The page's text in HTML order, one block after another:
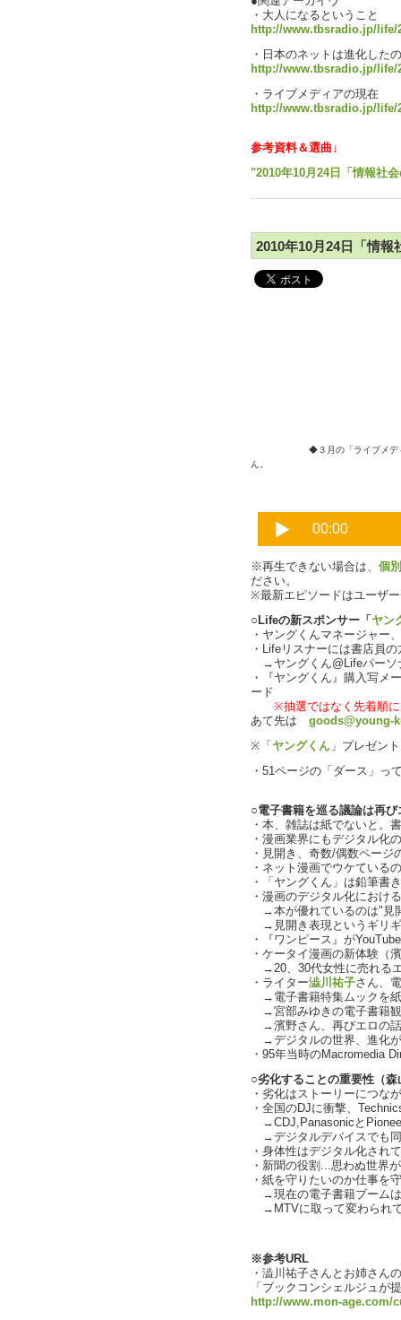
・大人になるということ
http://www.tbsradio.jp/life/
・日本のネットは進化した
http://www.tbsradio.jp/life/
・ライブメディアの現在
http://www.tbsradio.jp/life/
参考資料＆選曲↓
"2010年10月24日「情報社
2010年10月24日「情
◆３月の「ライブメデ
ん。
※再生できない場合は、 個
ださい。
※最新エピソードはユーザ
○Lifeの新スポンサー「 ヤン
・ヤングくんマネージャー
・Lifeリスナーには書店員
→ヤングくん@Lifeパーソ
・『ヤングくん』購入写メ
ード
※抽選ではなく先着順に
あて先は goods@young-
※「 ヤングくん 」プレゼン
・51ページの「ダース」っ
○電子書籍を巡る議論は再び
・本、雑誌は紙でないと。
・漫画業界にもデジタル化
・見開き、奇数/偶数ページ
・ネット漫画でウケている
・「ヤングくん」は鉛筆書
・漫画のデジタル化におけ
→本が優れているのは"見
→見開き表現というギリ
・『ワンピース』が
・ケータイ漫画の新体験（
→20、30代女性に売れる
・ライター澁川祐子さん、
→電子書籍特集ムックを
→宮部みゆきの電子書籍
→濱野さん、再びエロの
→デジタルの世界、進化
・95年当時のMacromedia
○劣化することの重要性（森
・劣化はストーリーにつな
・全国のDJに衝撃、
→CDJ,Panasonicと
→デジタルデバイスでも
・身体性はデジタル化され
・新聞の役割...思わぬ世界
・紙を守りたいのか仕事を
→現在の電子書籍ブーム
→MTVに取って変わられ
※参考URL
・澁川祐子さんとお姉さん
「ブックコンシェルジュが
http://www.mon-age.com/